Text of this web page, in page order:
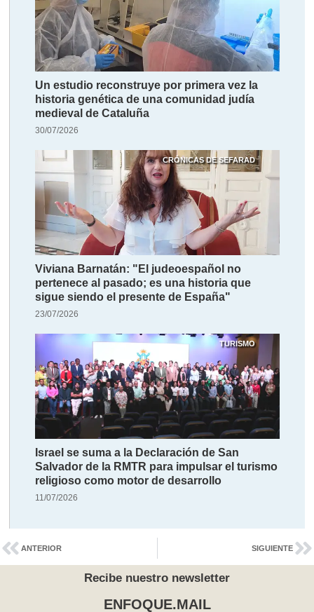
Un estudio reconstruye por primera vez la
historia genética de una comunidad judía
medieval de Cataluña
30/07/2026
CRÓNICAS DE SEFARAD
Viviana Barnatán: "El judeoespañol no
pertenece al pasado; es una historia que
sigue siendo el presente de España"
23/07/2026
TURISMO
Israel se suma a la Declaración de San
Salvador de la RMTR para impulsar el turismo
religioso como motor de desarrollo
11/07/2026
ANTERIOR SIGUIENTE
Recibe nuestro newsletter
ENFOQUE.MAIL